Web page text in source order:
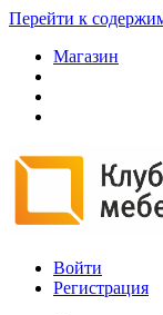
Перейти к
Магазин
Войти
Регистрация